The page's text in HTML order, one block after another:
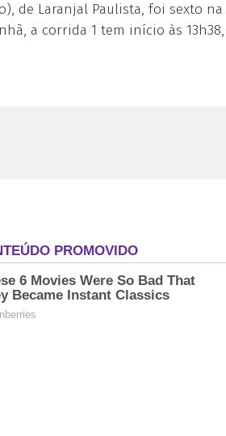
de Laranjal Paulista, foi sexto
a corrida 1 tem início às